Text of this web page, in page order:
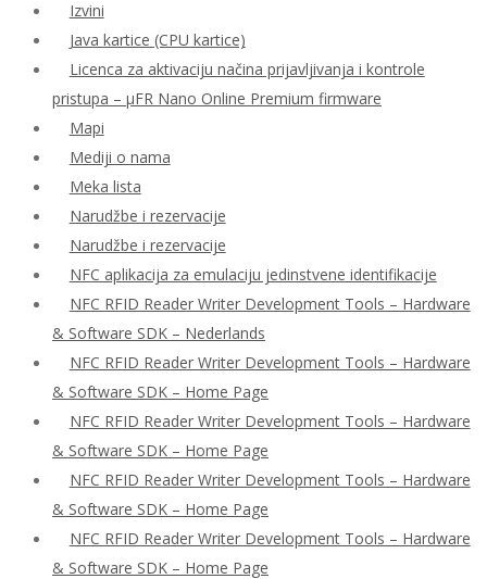
Izvini
Java kartice (CPU kartice)
Licenca za aktivaciju načina prijavljivanja i kontrole
pristupa – μFR Nano Online Premium firmware
Mapi
Mediji o nama
Meka lista
Narudžbe i rezervacije
Narudžbe i rezervacije
NFC aplikacija za emulaciju jedinstvene identifikacije
NFC RFID Reader Writer Development Tools – Hardware
& Software SDK – Nederlands
NFC RFID Reader Writer Development Tools – Hardware
& Software SDK – Home Page
NFC RFID Reader Writer Development Tools – Hardware
& Software SDK – Home Page
NFC RFID Reader Writer Development Tools – Hardware
& Software SDK – Home Page
NFC RFID Reader Writer Development Tools – Hardware
& Software SDK – Home Page